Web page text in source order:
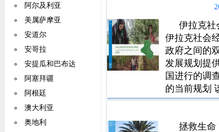
阿尔及利亚
美属萨摩亚
安道尔
安哥拉
安提瓜和巴布达
阿塞拜疆
阿根廷
澳大利亚
奥地利
伊拉克社
伊拉克社会
政府之间的
发展规划提
国进行的调
的当前规划
调查
拯救生命